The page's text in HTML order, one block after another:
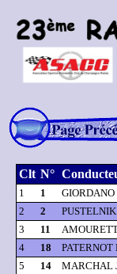
Clt N°
1 1
2
2
3
11
4
18 PATERNOT
5
14 MARCHAL